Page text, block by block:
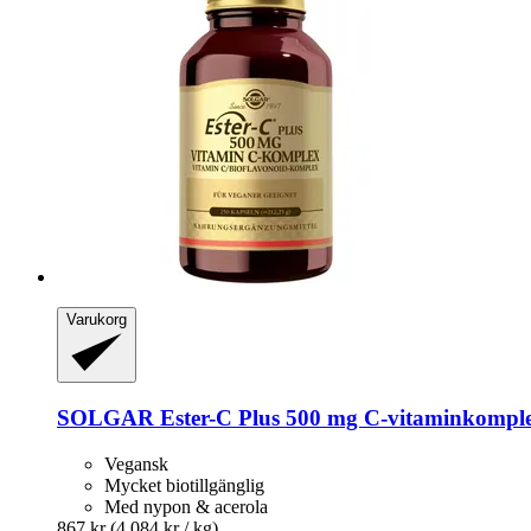
Varukorg
SOLGAR Ester-​C Plus 500 mg C-​
Vegansk
Mycket biotillgänglig
Med nypon & acerola